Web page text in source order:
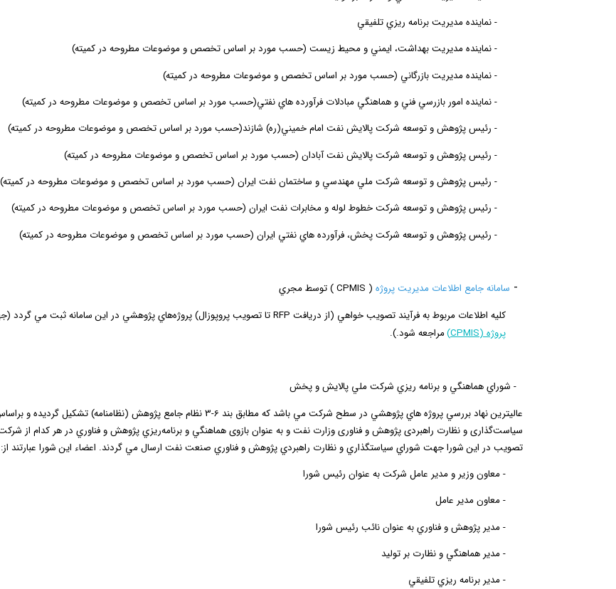
-نماينده مديريت برنامه ريزي تلفيقي
-نماينده مديريتبهداشت، ايمني و محيط زيست (حسبموردبر اساستخصص و موضوعات مطروحه دركميته)
-نماينده مديريت بازرگاني (حسب مورد بر اساس تخصص و موضوعات مطروحه در كميته)
-نماينده امور بازرسي فني و هماهنگي مبادلات فرآورده هاي نفتي(حسب مورد بر اساس تخصص و موضوعات مطروحه در كميته)
- رئيس پژوهش و توسعه شركت پالايش نفت امام خميني(ره) شازند(حسب مورد بر اساس تخصص و موضوعات مطروحه در كميته)
- رئيس پژوهش و توسعه شركت پالايش نفت آبادان (حسب مورد بر اساس تخصص و موضوعات مطروحه در كميته)
- رئيس پژوهش و توسعه شركت ملي مهندسي و ساختمان نفت ايران (حسب مورد بر اساس تخصص و موضوعات مطروحه در كميته)
- رئيس پژوهش و توسعه شركت خطوط لوله و مخابرات نفت ايران (حسب مورد بر اساس تخصص و موضوعات مطروحه در كميته)
- رئيس پژوهش و توسعه شركت پخش، فرآورده­ هاي نفتي ايران (حسب مورد بر اساس تخصص و موضوعات مطروحه در كميته)
- سامانه جامع اطلاعات مديريت پروژه (
CPMIS
)توسط مجري
كليه اطلاعات مربوط به فرآيند تصويب خواهي (از دريافت RFPتا تصويب پروپوزال) پروژه‌هاي پژوهشي در اين سامانه ثبتمي گردد
پروژه(
CPMIS
)مراجعه شود.).
- شوراي هماهنگي و برنامه ريزي شركت ملي پالايش و پخش
عاليترين نهاد بررسي پروژه هاي پژوهشي در سطح شركت مي باشد كه مطابق بند 6-3 نظام
سیاست‌گذاری و نظارت راهبردی پژوهش و فناوری وزارت نفت و به عنوان بازوی هماهنگي و برنامه‌ريزي پژوهش و فناوري در هر كدام
تصويب در اين شورا جهت شوراي سياستگذاري و نظارت راهبردي پژوهش و فناوري صنعت نفت ارسال مي گردند. اعضاء اين شورا عبارتند از:
-معاون وزير و مدير عامل شركت به عنوان رئيس شورا
-معاون مدير عامل
-مدير پژوهش و فناوري به عنوان نائب رئيس شورا
-مدير هماهنگي و نظارت بر توليد
-مدير برنامه ريزي تلفيقي